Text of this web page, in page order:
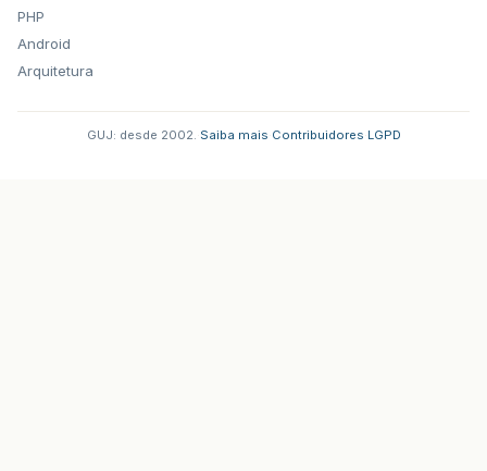
PHP
Android
Arquitetura
GUJ: desde 2002. Saiba mais Contribuidores LGPD